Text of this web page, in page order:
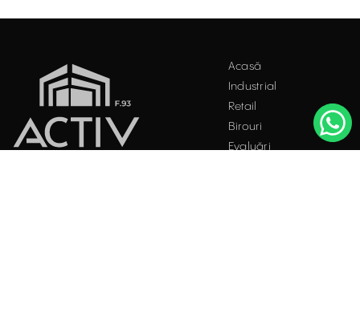
Acasă
Industrial
Retail
Birouri
Evaluări
Acest site folosește "cookies". Navigând în continuare, vă
exprimați acordul asupra folosirii acestora. Vezi